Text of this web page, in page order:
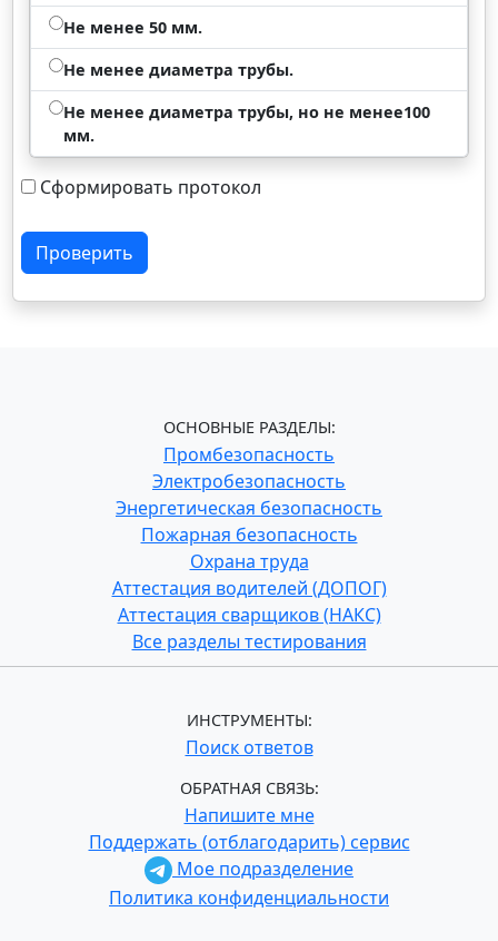
Не менее 50 мм.
Не менее диаметра трубы.
Не менее диаметра трубы, но не менее100
мм.
Сформировать протокол
Проверить
ОСНОВНЫЕ РАЗДЕЛЫ:
Промбезопасность
Электробезопасность
Энергетическая безопасность
Пожарная безопасность
Охрана труда
Аттестация водителей (ДОПОГ)
Аттестация сварщиков (НАКС)
Все разделы тестирования
ИНСТРУМЕНТЫ:
Поиск ответов
ОБРАТНАЯ СВЯЗЬ:
Напишите мне
Поддержать (отблагодарить) сервис
Мое подразделение
Политика конфиденциальности